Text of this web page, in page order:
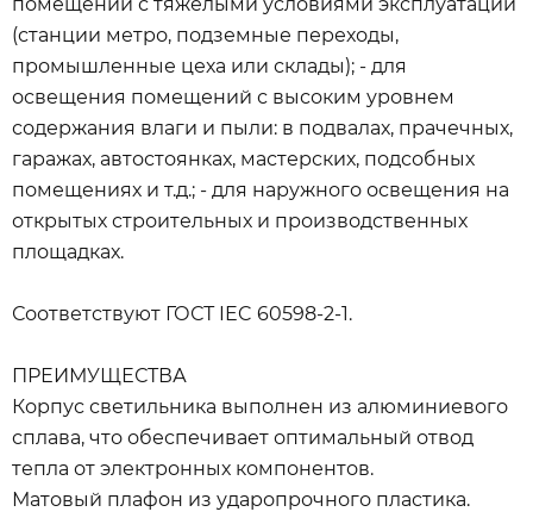
(станции метро, подземные переходы,
промышленные цеха или склады); - для
освещения помещений с высоким уровнем
содержания влаги и пыли: в подвалах, прачечных,
гаражах, автостоянках, мастерских, подсобных
помещениях и т.д.; - для наружного освещения на
открытых строительных и производственных
площадках.
Соответствуют ГОСТ IEC 60598-2-1.
ПРЕИМУЩЕСТВА
Корпус светильника выполнен из алюминиевого
сплава, что обеспечивает оптимальный отвод
тепла от электронных компонентов.
Матовый плафон из ударопрочного пластика.